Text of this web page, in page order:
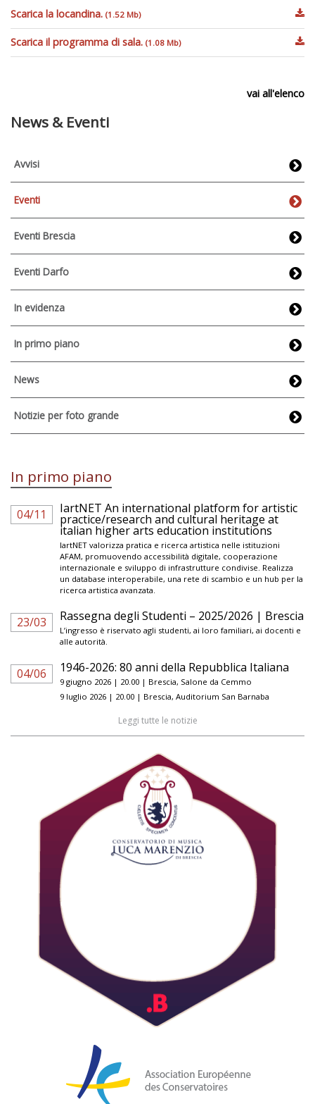
Scarica la locandina. (1.52 Mb)
Scarica il programma di sala. (1.08 Mb)
vai all'elenco
News & Eventi
Avvisi
Eventi
Eventi Brescia
Eventi Darfo
In evidenza
In primo piano
News
Notizie per foto grande
In primo piano
04/11 IartNET An international platform for artistic
practice/research and cultural heritage at
italian higher arts education institutions
IartNET valorizza pratica e ricerca artistica nelle istituzioni
AFAM, promuovendo accessibilità digitale, cooperazione
internazionale e sviluppo di infrastrutture condivise. Realizza
un database interoperabile, una rete di scambio e un hub per la
ricerca artistica avanzata.
23/03 Rassegna degli Studenti – 2025/2026 | Brescia
L’ingresso è riservato agli studenti, ai loro familiari, ai docenti e
alle autorità.
04/06 1946-2026: 80 anni della Repubblica Italiana
9 giugno 2026 | 20.00 | Brescia, Salone da Cemmo
9 luglio 2026 | 20.00 | Brescia, Auditorium San Barnaba
Leggi tutte le notizie